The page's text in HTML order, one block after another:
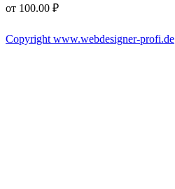
от 100.00 ₽
Copyright www.webdesigner-profi.de